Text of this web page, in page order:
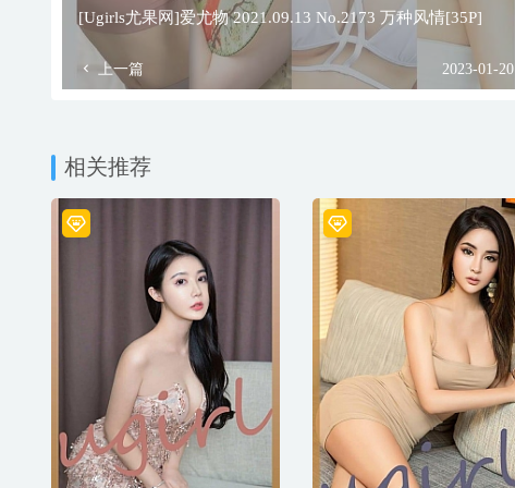
[Ugirls尤果网]爱尤物 2021.09.13 No.2173 万种风情[35P]
上一篇 2023-01-20
相关推荐